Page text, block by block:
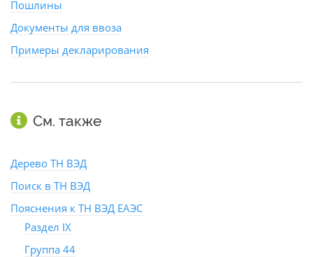
Пошлины
Документы для ввоза
Примеры декларирования
См. также
Дерево ТН ВЭД
Поиск в ТН ВЭД
Пояснения к ТН ВЭД ЕАЭС
Раздел IX
Группа 44